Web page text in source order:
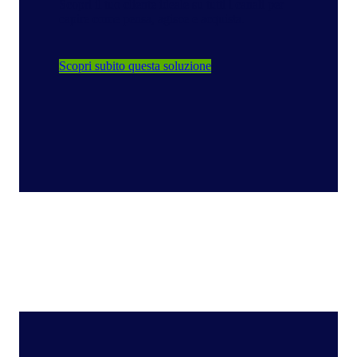
Scopri subito questa soluzione